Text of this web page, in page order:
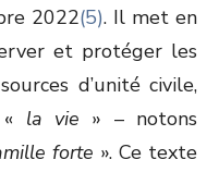
2022(5). Il met en
et protéger les
d’unité civile,
la vie » – notons
forte ». Ce texte